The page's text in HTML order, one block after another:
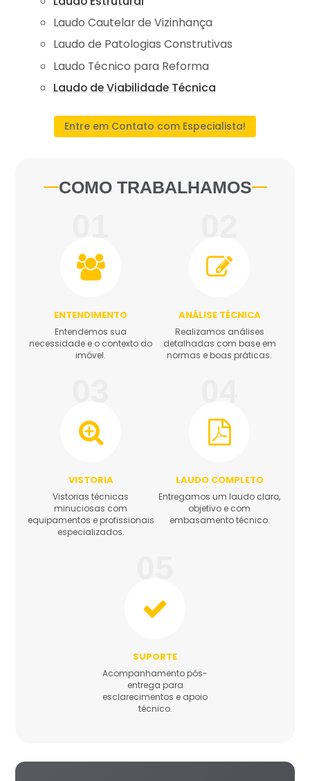
Laudo Cautelar de Vizinhança
Laudo de Patologias Construtivas
Laudo Técnico para Reforma
Laudo de Viabilidade Técnica
Entre em Contato com Especialista!
COMO TRABALHAMOS
ENTENDIMENTO
Entendemos sua
necessidade e o contexto do
imóvel.
ANÁLISE TÉCNICA
Realizamos análises
detalhadas com base em
normas e boas práticas.
VISTORIA
Vistorias técnicas
minuciosas com
equipamentos e profissionais
especializados.
LAUDO COMPLETO
Entregamos um laudo claro,
objetivo e com
embasamento técnico.
SUPORTE
Acompanhamento pós-
entrega para
esclarecimentos e apoio
técnico.